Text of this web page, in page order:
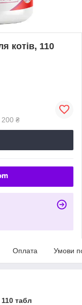
котів, 110
200 ₴
Оплата Умови
110 табл